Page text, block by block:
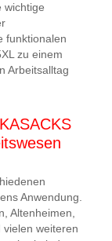
wichtige
funktionalen
zu einem
Arbeitsalltag
Anwendung.
Altenheimen,
weiteren